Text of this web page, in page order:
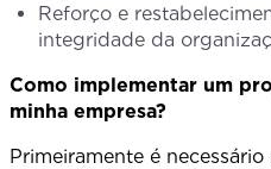
Reforço e
integridade da
Como implementar um
minha empresa?
Primeiramente é